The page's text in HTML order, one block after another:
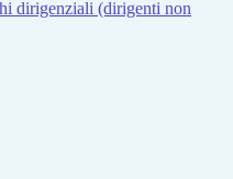
dirigenziali (dirigenti non